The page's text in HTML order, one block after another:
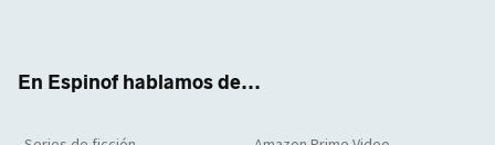
En Espinof hablamos de...